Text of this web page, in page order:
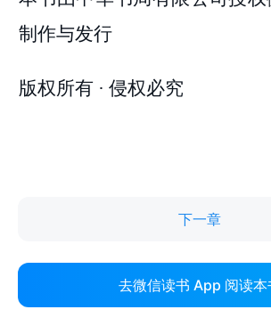
下一章
去微信读书 App 阅读本